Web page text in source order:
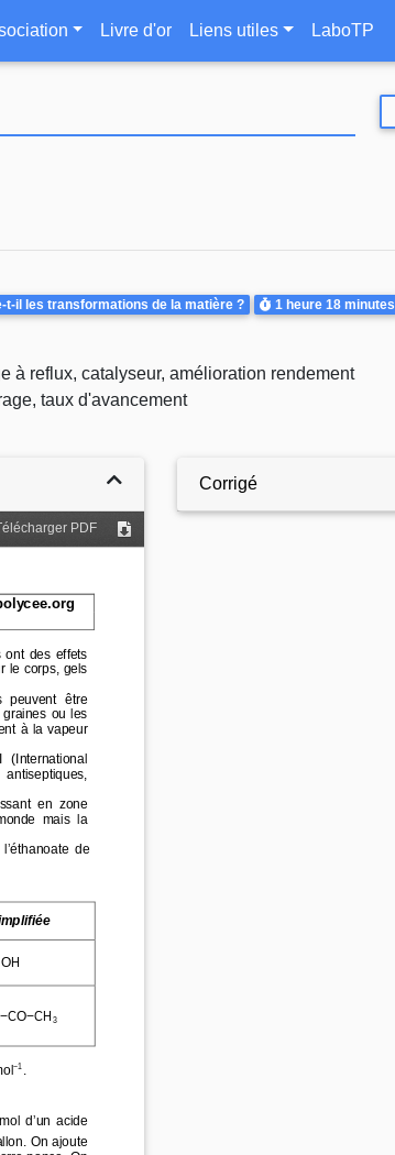
au
contenu
Livre d'or Liens utiles LaboTP
il les transformations de la matière ? Durée
1 heure 18 minutes
à reflux, catalyseur, amélioration rendement
taux d'avancement
Corrigé